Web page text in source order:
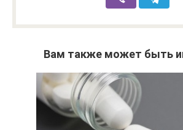
Вам также может быть